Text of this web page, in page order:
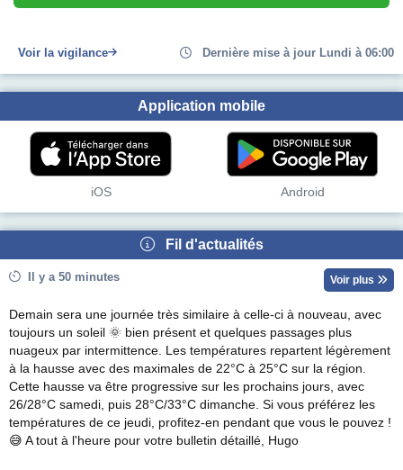
Voir la vigilance Dernière mise à jour Lundi à 06:00
Application mobile
iOS Android
Fil d'actualités
Il y a 50 minutes Voir plus
Demain sera une journée très similaire à celle-ci à nouveau, avec
toujours un soleil 🌞 bien présent et quelques passages plus
nuageux par intermittence. Les températures repartent légèrement
à la hausse avec des maximales de 22°C à 25°C sur la région.
Cette hausse va être progressive sur les prochains jours, avec
26/28°C samedi, puis 28°C/33°C dimanche. Si vous préférez les
températures de ce jeudi, profitez-en pendant que vous le pouvez !
😅 A tout à l'heure pour votre bulletin détaillé, Hugo